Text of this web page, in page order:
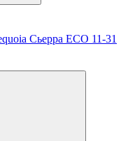
Сьерра ECO 11-31